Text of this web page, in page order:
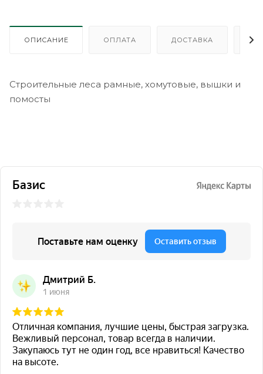
ОПИСАНИЕ ОПЛАТА ДОСТАВКА
Строительные леса рамные, хомутовые, вышки и
помосты